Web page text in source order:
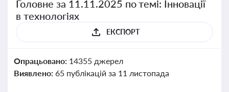
Головне за 11.11.2025 по темі: Інновації
в технологіях
ЕКСПОРТ
Опрацьовано: 14355 джерел
Виявлено: 65 публікацій за 11 листопада